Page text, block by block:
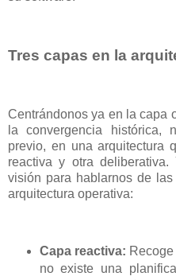
Tres capas en la
Centrándonos ya en la capa
la convergencia histórica,
previo, en una arquitectura
reactiva y otra
visión para hablarnos de
arquitectura operativa:
Capa reactiva:
no existe una